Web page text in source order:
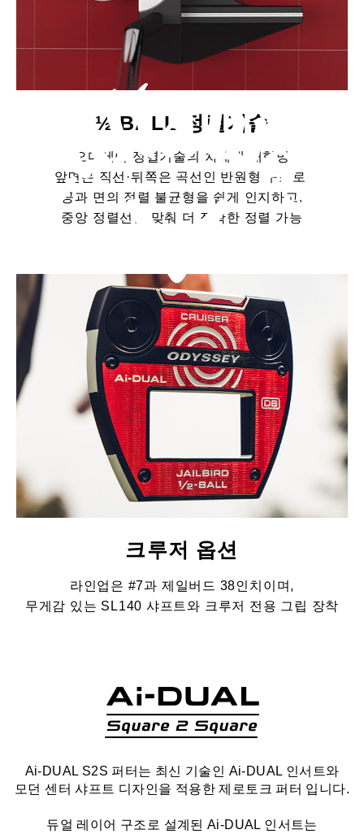
½ BALL 정렬기술
오디세이 정렬기술의 차세대 대혁명
앞면은 직선·뒤쪽은 곡선인 반원형 구조로,
공과 면의 정렬 불균형을 쉽게 인지하고,
중앙 정렬선을 맞춰 더 정확한 정렬 가능
크루저 옵션
라인업은 #7과 제일버드 38인치이며,
무게감 있는 SL140 샤프트와 크루저 전용 그립 장착
Ai-DUAL S2S 퍼터는 최신 기술인 Ai-DUAL 인서트와
모던 센터 샤프트 디자인을 적용한 제로토크 퍼터 입니다.
듀얼 레이어 구조로 설계된 Ai-DUAL 인서트는